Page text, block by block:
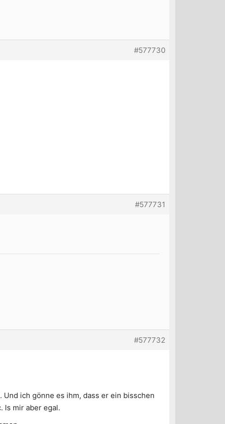
#577730
#577731
#577732
ich gönne es ihm, dass er ein bisschen
Is mir aber egal.